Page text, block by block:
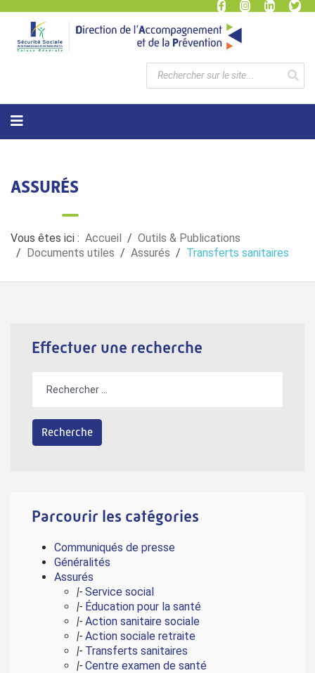
ASSURÉS
Vous êtes ici : Accueil
Outils & Publications
Documents utiles
Assurés Transferts sanitaires
Effectuer une recherche
Parcourir les catégories
Communiqués de presse
Généralités
Assurés
|- Service social
|- Éducation pour la santé
|- Action sanitaire sociale
|- Action sociale retraite
|- Transferts sanitaires
|- Centre examen de santé